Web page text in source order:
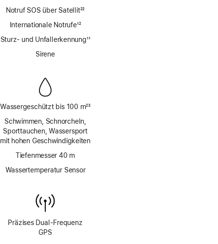
Notruf SOS über Satellit22
Internationale Notrufe12
Sturz- und Unfallerkennung11
Sirene
Wassergeschützt bis 100 m23
Schwimmen, Schnorcheln,
Sporttauchen, Wassersport
mit hohen Geschwindigkeiten
Tiefenmesser 40 m
Wassertemperatur Sensor
Präzises Dual‑Frequenz
GPS